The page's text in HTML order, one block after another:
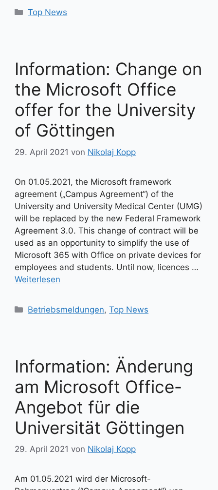
Kategorien
Top News
Information: Change on
the Microsoft Office
offer for the University
of Göttingen
29. April 2021 von Nikolaj Kopp
On 01.05.2021, the Microsoft framework
agreement („Campus Agreement“) of the
University and University Medical Center (UMG)
will be replaced by the new Federal Framework
Agreement 3.0. This change of contract will be
used as an opportunity to simplify the use of
Microsoft 365 with Office on private devices for
employees and students. Until now, licences …
Weiterlesen
Kategorien
Betriebsmeldungen,Top News
Information: Änderung
am Microsoft Office-
Angebot für die
Universität Göttingen
29. April 2021 von Nikolaj Kopp
Am 01.05.2021 wird der Microsoft-